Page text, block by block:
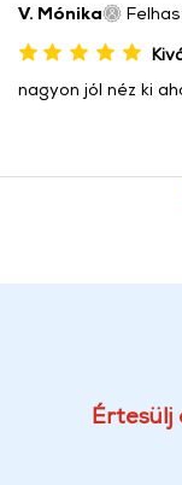
V. Mónika
nagyon jól néz ki
Értesülj